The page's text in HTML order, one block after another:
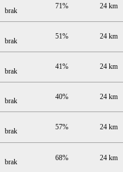
brak
71% 24 km
brak
51% 24 km
brak
41% 24 km
brak 40% 24 km
brak 57% 24 km
brak 68% 24 km